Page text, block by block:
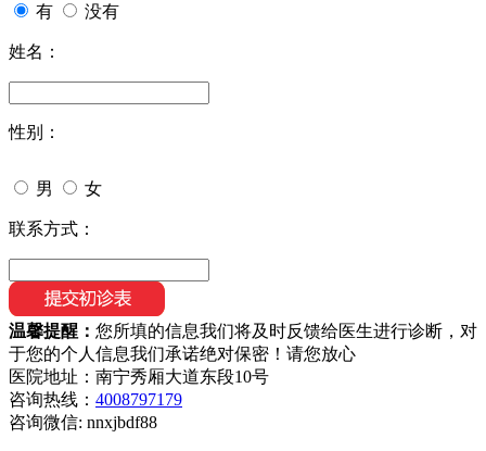
有 没有
姓名：
性别：
男 女
联系方式：
温馨提醒： 您所填的信息我们将及时反馈给医生进行诊断，对
于您的个人信息我们承诺绝对保密！请您放心
医院地址：南宁秀厢大道东段10号
咨询热线： 4008797179
咨询微信: nnxjbdf88